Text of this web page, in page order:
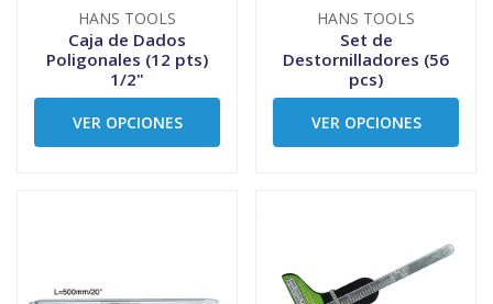
HANS TOOLS
Caja de Dados
Poligonales (12 pts)
1/2"
VER OPCIONES
HANS TOOLS
Set de
Destornilladores (56
pcs)
VER OPCIONES